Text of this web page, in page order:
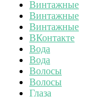
Винтажные
Винтажные
Винтажные
ВКонтакте
Вода
Вода
Волосы
Волосы
Глаза